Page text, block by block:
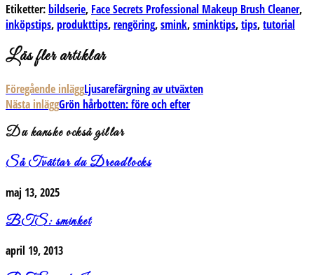
Etiketter:bildserie, Face Secrets Professional Makeup Brush Cleaner,
inköpstips,produkttips,rengöring,smink,sminktips,tips,tutorial
Läs fler artiklar
Föregående inläggLjusarefärgning av utväxten
Nästa inläggGrön hårbotten: före och efter
Du kanske också gillar
Så Tvättar du Dreadlocks
maj 13, 2025
BTS: sminket
april 19, 2013